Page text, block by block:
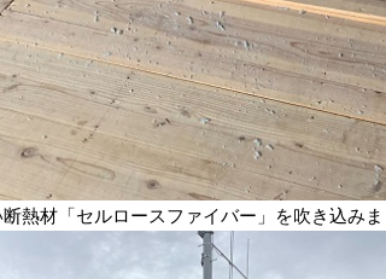
熱材「セルロースファイバー」を吹き込みま